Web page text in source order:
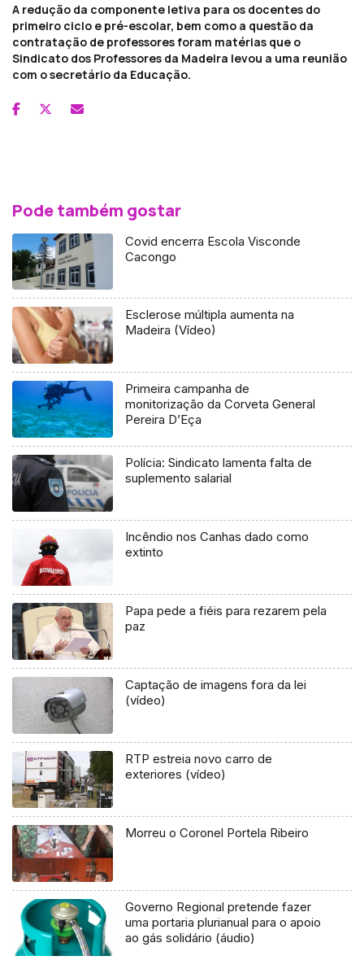
A redução da componente letiva para os docentes do
primeiro ciclo e pré-escolar, bem como a questão da
contratação de professores foram matérias que o
Sindicato dos Professores da Madeira levou a uma reunião
com o secretário da Educação.
Pode também gostar
Covid encerra Escola Visconde
Cacongo
Esclerose múltipla aumenta na
Madeira (Vídeo)
Primeira campanha de
monitorização da Corveta General
Pereira D’Eça
Polícia: Sindicato lamenta falta de
suplemento salarial
Incêndio nos Canhas dado como
extinto
Papa pede a fiéis para rezarem pela
paz
Captação de imagens fora da lei
(vídeo)
RTP estreia novo carro de
exteriores (vídeo)
Morreu o Coronel Portela Ribeiro
Governo Regional pretende fazer
uma portaria plurianual para o apoio
ao gás solidário (áudio)